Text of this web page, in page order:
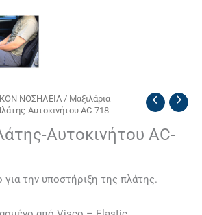
ΝΟΣΗΛΕΙΑ / Μαξιλάρια
Αυτοκινήτου AC-718
Αυτοκινήτου AC-
για την υποστήριξη της πλάτης.